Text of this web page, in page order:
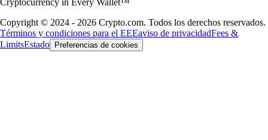
Cryptocurrency in Every Wallet™
Copyright © 2024 - 2026 Crypto.com. Todos los derechos reservados.
Términos y condiciones para el EEEaviso de privacidadFees &
LimitsEstado Preferencias de cookies